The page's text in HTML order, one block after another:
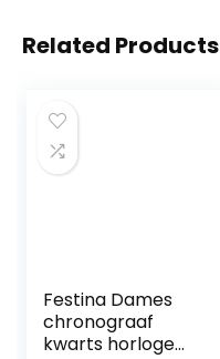
Related Products
Festina Dames
chronograaf
kwarts horloge